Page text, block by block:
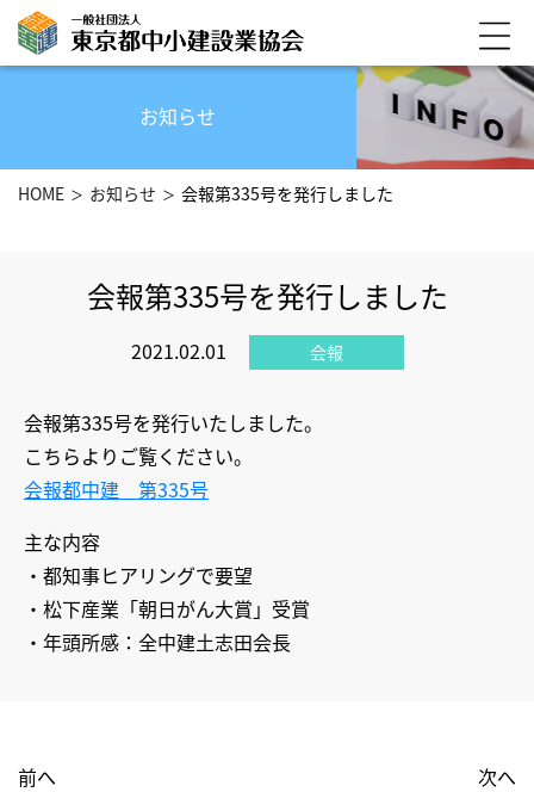
お知らせ
HOME お知らせ 会報第335号を発行しました
会報第335号を発行しました
2021.02.01 会報
会報第335号を発行いたしました。
こちらよりご覧ください。
会報都中建 第335号
主な内容
・都知事ヒアリングで要望
・松下産業「朝日がん大賞」受賞
・年頭所感：全中建土志田会長
前へ 次へ